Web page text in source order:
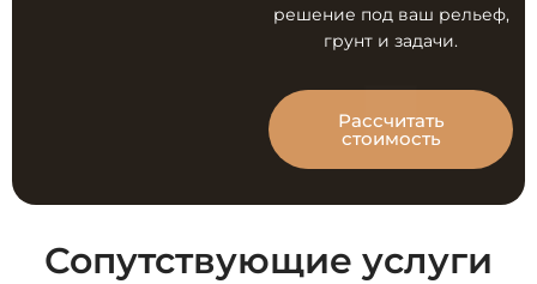
решение под ваш рельеф,
грунт и задачи.
Рассчитать
стоимость
Сопутствующие услуги